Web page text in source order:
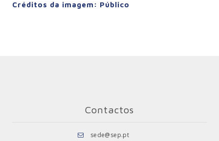
Créditos da imagem: Público
Contactos
sede@sep.pt